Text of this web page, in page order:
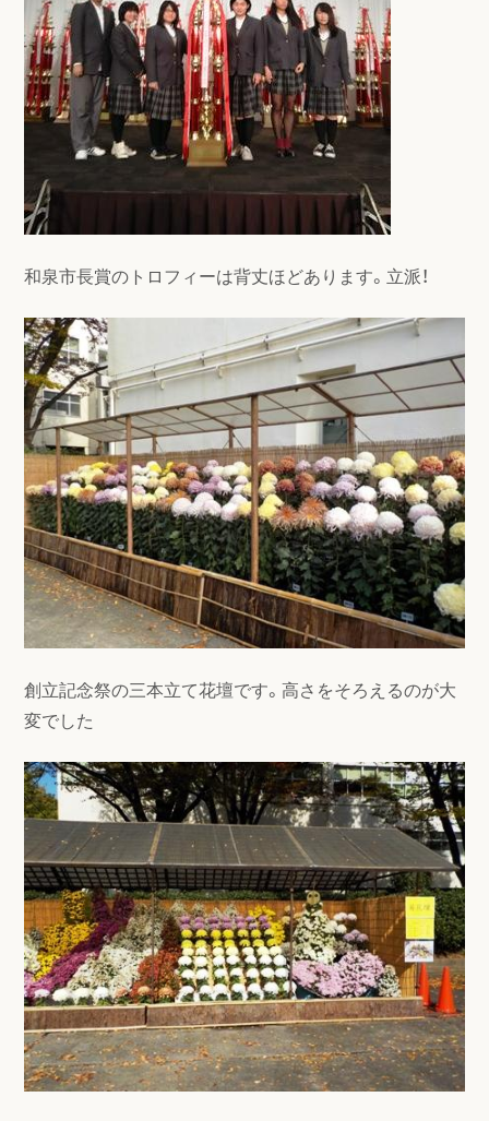
和泉市長賞のトロフィーは背丈ほどあります。立派！
創立記念祭の三本立て花壇です。高さをそろえるのが大
変でした